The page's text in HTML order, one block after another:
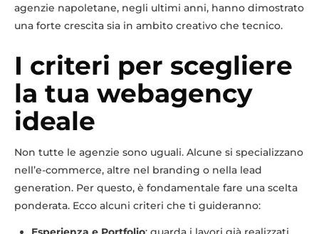
agenzie napoletane, negli ultimi anni, hanno dimostrato
una forte crescita sia in ambito creativo che tecnico.
I criteri per scegliere
la tua webagency
ideale
Non tutte le agenzie sono uguali. Alcune si specializzano
nell’e-commerce, altre nel branding o nella lead
generation. Per questo, è fondamentale fare una scelta
ponderata. Ecco alcuni criteri che ti guideranno: